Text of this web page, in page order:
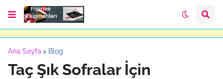
Ana Sayfa Blog
Taç Şık Sofralar İçin